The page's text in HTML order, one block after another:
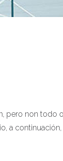
pero non todo
a